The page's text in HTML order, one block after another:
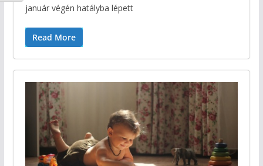
január végén hatályba lépett
Read More